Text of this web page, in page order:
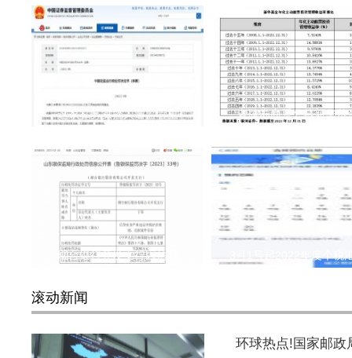
这家私募实控人遭监管重 老牌券商系公募新华基
烟台银行开发支行因信贷 3月1号起2022年度个税
滚动新闻
环球热点!国家邮政